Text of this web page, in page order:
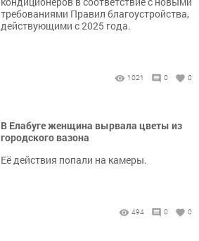
требованиями Правил благоустройства,
действующими с 2025 года.
1021 0 0
В Елабуге женщина вырвала цветы из
городского вазона
Её действия попали на камеры.
494 0 0